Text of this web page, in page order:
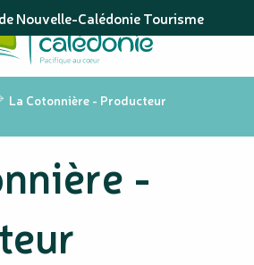
Nouvelle-Calédonie Tourisme
La Cotonnière - Producteur
-